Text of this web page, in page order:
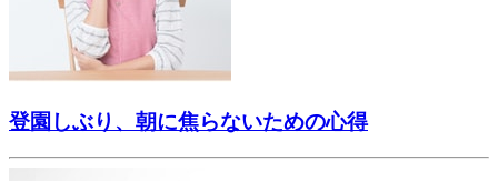
登園しぶり、朝に焦らないための心得